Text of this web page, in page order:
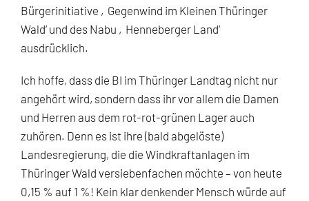
Bürgerinitiative ‚Gegenwind im Kleinen Thüringer
Wald‘ und des Nabu ‚Henneberger Land‘
ausdrücklich.
Ich hoffe, dass die BI im Thüringer Landtag nicht nur
angehört wird, sondern dass ihr vor allem die Damen
und Herren aus dem rot-rot-grünen Lager auch
zuhören. Denn es ist ihre (bald abgelöste)
Landesregierung, die die Windkraftanlagen im
Thüringer Wald versiebenfachen möchte – von heute
0,15 % auf 1 %! Kein klar denkender Mensch würde auf